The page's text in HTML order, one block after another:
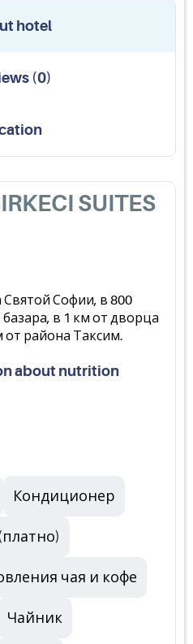
hotel
(0)
SUITES
Святой Софии, в 800
в 1 км от дворца
от района Таксим.
about nutrition
Кондиционер
чая и кофе
Чайник